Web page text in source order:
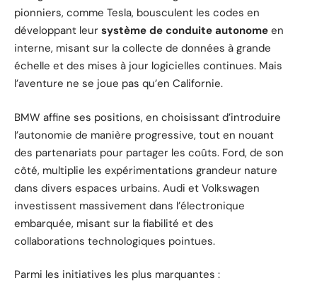
pionniers, comme Tesla, bousculent les codes en
développant leur système de conduite autonome en
interne, misant sur la collecte de données à grande
échelle et des mises à jour logicielles continues. Mais
l’aventure ne se joue pas qu’en Californie.
BMW affine ses positions, en choisissant d’introduire
l’autonomie de manière progressive, tout en nouant
des partenariats pour partager les coûts. Ford, de son
côté, multiplie les expérimentations grandeur nature
dans divers espaces urbains. Audi et Volkswagen
investissent massivement dans l’électronique
embarquée, misant sur la fiabilité et des
collaborations technologiques pointues.
Parmi les initiatives les plus marquantes :